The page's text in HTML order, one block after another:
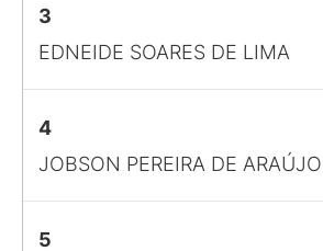
3
EDNEIDE SOARES DE LIMA
4
JOBSON PEREIRA DE ARAÚJO
5